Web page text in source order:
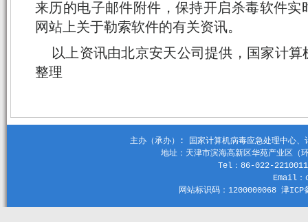
来历的电子邮件附件，保持开启杀毒软件
网站上关于勒索软件的有关资讯。
以上资讯由北京安天公司提供，国家计
整理
主办（承办）: 国家计算机病毒应急处理中心
地址：天津市滨海高新区华苑产业区
Tel：86-022-
Email
网站标识码：1200000068 津